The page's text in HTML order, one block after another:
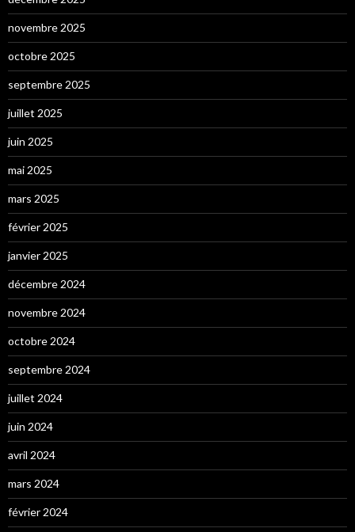
novembre 2025
octobre 2025
septembre 2025
juillet 2025
juin 2025
mai 2025
mars 2025
février 2025
janvier 2025
décembre 2024
novembre 2024
octobre 2024
septembre 2024
juillet 2024
juin 2024
avril 2024
mars 2024
février 2024